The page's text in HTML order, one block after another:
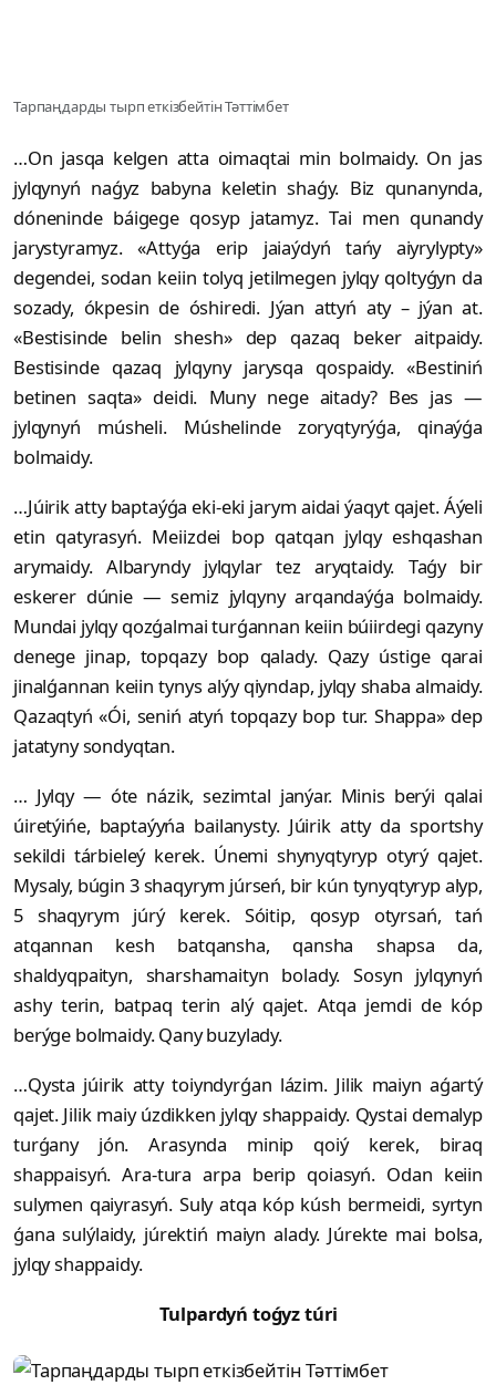
Тарпаңдарды тырп еткізбейтін Тәттімбет
…On jasqa kelgen atta oimaqtai min bolmaidy. On jas
jylqynyń naǵyz babyna keletin shaǵy. Biz qunanynda,
dóneninde báigege qosyp jatamyz. Tai men qunandy
jarystyramyz. «Attyǵa erip jaiaýdyń tańy aiyrylypty»
degendei, sodan keiin tolyq jetilmegen jylqy qoltyǵyn da
sozady, ókpesin de óshiredi. Jýan attyń aty – jýan at.
«Bestisinde belin shesh» dep qazaq beker aitpaidy.
Bestisinde qazaq jylqyny jarysqa qospaidy. «Bestiniń
betinen saqta» deidi. Muny nege aitady? Bes jas —
jylqynyń músheli. Múshelinde zoryqtyrýǵa, qinaýǵa
bolmaidy.
…Júirik atty baptaýǵa eki-eki jarym aidai ýaqyt qajet. Áýeli
etin qatyrasyń. Meiizdei bop qatqan jylqy eshqashan
arymaidy. Albaryndy jylqylar tez aryqtaidy. Taǵy bir
eskerer dúnie — semiz jylqyny arqandaýǵa bolmaidy.
Mundai jylqy qozǵalmai turǵannan keiin búiirdegi qazyny
denege jinap, topqazy bop qalady. Qazy ústige qarai
jinalǵannan keiin tynys alýy qiyndap, jylqy shaba almaidy.
Qazaqtyń «Ói, seniń atyń topqazy bop tur. Shappa» dep
jatatyny sondyqtan.
… Jylqy — óte názik, sezimtal janýar. Minis berýi qalai
úiretýińe, baptaýyńa bailanysty. Júirik atty da sportshy
sekildi tárbieleý kerek. Únemi shynyqtyryp otyrý qajet.
Mysaly, búgin 3 shaqyrym júrseń, bir kún tynyqtyryp alyp,
5 shaqyrym júrý kerek. Sóitip, qosyp otyrsań, tań
atqannan kesh batqansha, qansha shapsa da,
shaldyqpaityn, sharshamaityn bolady. Sosyn jylqynyń
ashy terin, batpaq terin alý qajet. Atqa jemdi de kóp
berýge bolmaidy. Qany buzylady.
…Qysta júirik atty toiyndyrǵan lázim. Jilik maiyn aǵartý
qajet. Jilik maiy úzdikken jylqy shappaidy. Qystai demalyp
turǵany jón. Arasynda minip qoiý kerek, biraq
shappaisyń. Ara-tura arpa berip qoiasyń. Odan keiin
sulymen qaiyrasyń. Suly atqa kóp kúsh bermeidi, syrtyn
ǵana sulýlaidy, júrektiń maiyn alady. Júrekte mai bolsa,
jylqy shappaidy.
Tulpardyń toǵyz túri